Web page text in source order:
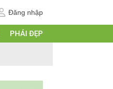
Đăng nhập
PHÁI ĐẸP